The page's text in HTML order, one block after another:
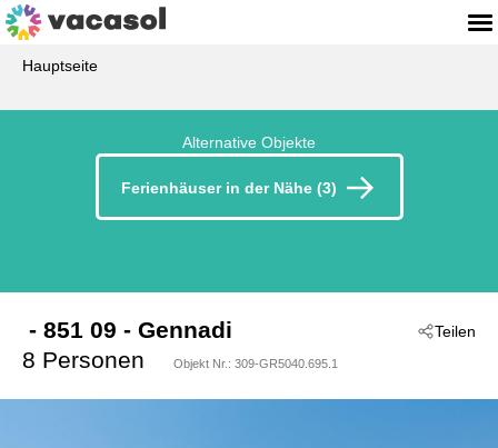
Hauptseite
Alternative Objekte
Ferienhäuser in der Nähe (3)
Teilen
- 851 09 - Gennadi
8 Personen
Objekt Nr.: 309-GR5040.695.1